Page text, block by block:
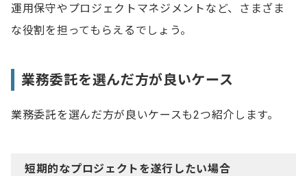
運用保守やプロジェクトマネジメントなど、さまざま
な役割を担ってもらえるでしょう。
業務委託を選んだ方が良いケース
業務委託を選んだ方が良いケースも2つ紹介します。
短期的なプロジェクトを遂行したい場合